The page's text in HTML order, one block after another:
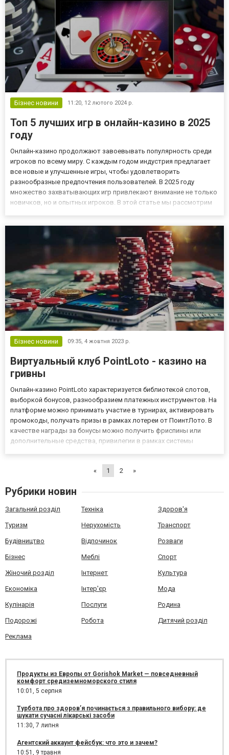
Бізнес новини 11:20, 12 лютого 2024 р.
Топ 5 лучших игр в онлайн-казино в 2025
году
Онлайн-казино продолжают завоевывать популярность среди
игроков по всему миру. С каждым годом индустрия предлагает
все новые и улучшенные игры, чтобы удовлетворить
разнообразные предпочтения пользователей. В 2025 году
множество захватывающих игр привлекают внимание не только
новичков, но и опытных игроков. В этой статье мы рассмотрим
https://ukrplit.com.ua/,...
Бізнес новини 09:35, 4 жовтня 2023 р.
Виртуальный клуб PointLoto - казино на
гривны
Онлайн-казино PointLoto характеризуется библиотекой слотов,
выборкой бонусов, разнообразием платежных инструментов. На
платформе можно принимать участие в турнирах, активировать
промокоды, получать призы в рамках лотереи от ПоинтЛото. В
качестве награды за бонусы можно получить фриспины или
дополнительные средства, привилегии в рамках системы
« 1 2 »
Рубрики новин
Загальний розділ Техніка Здоров'я
Туризм Нерухомість Транспорт
Будівництво Відпочинок Розваги
Бізнес Меблі Спорт
Жіночий розділ Інтернет Культура
Економіка Інтер'єр Мода
Кулінарія Послуги Родина
Подорожі Робота Дитячий розділ
Реклама
Продукты из Европы от Gorishok Market — повседневный
комфорт средиземноморского стиля
10:01, 5 серпня
Турбота про здоров’я починається з правильного вибору: де
шукати сучасні лікарські засоби
11:30, 7 липня
Агентский аккаунт фейсбук: что это и зачем?
10:51, 9 травня